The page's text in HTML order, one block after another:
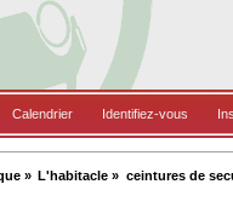
Calendrier Identifiez-vous
» L'habitacle » ceintures de